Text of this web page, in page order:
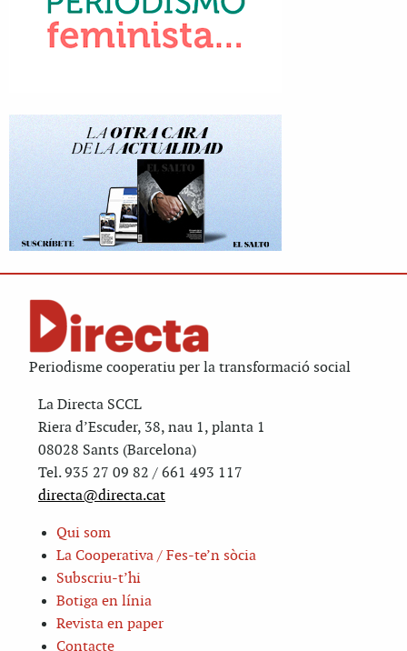
Periodisme cooperatiu per la transformació social
La Directa SCCL
Riera d’Escuder, 38, nau 1, planta 1
08028 Sants (Barcelona)
Tel. 935 27 09 82 / 661 493 117
directa@directa.cat
Qui som
La Cooperativa / Fes-te’n sòcia
Subscriu-t’hi
Botiga en línia
Revista en paper
Contacte